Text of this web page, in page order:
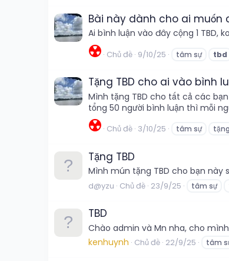
Bài này dành cho ai muốn
Ai bình luận vào đây cộng 1
☢️ Chủ đề 9/10/25 tâm sự tbd
Tặng TBD cho ai vào bình
Mình tặng TBD cho tất cả các
tổng 50 người bình luận thì mỗi
☢️ Chủ đề 3/10/25 tâm sự tặng
Tặng TBD
Mình mún tặng TBD cho bạn này
d@yzu Chủ đề 23/9/25 tâm sự
TBD
Chào admin và Mn nha, cho
kenhuynh Chủ đề 22/9/25 tâm